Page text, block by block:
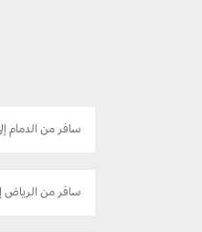
سافر من الدمام
سافر من الرياض